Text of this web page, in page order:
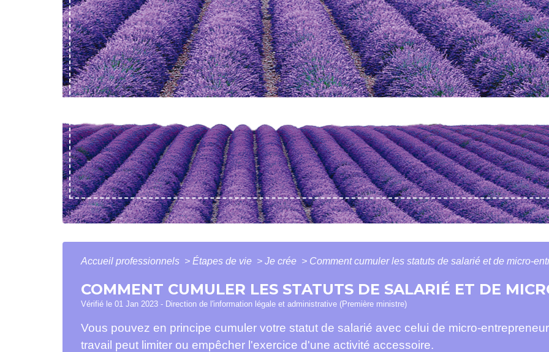
Accueil professionnels > Étapes de vie > Je crée > Comment cumuler les statuts de salarié et de micro-
COMMENT CUMULER LES STATUTS DE SALARIÉ ET DE
Vérifié le 01 Jan 2023 - Direction de l'information légale et administrative (Première ministre)
Vous pouvez en principe cumuler votre statut de salarié avec celui de micro-
travail peut limiter ou empêcher l'exercice d'une activité accessoire.